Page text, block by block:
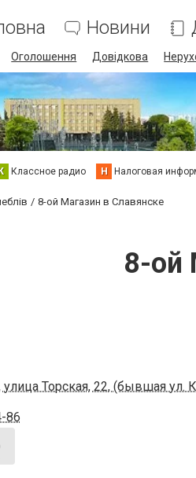
Новини
Оголошення Довідкова
Классное радио Н Налоговая
8-ой Магазин в Славянске
8-ой
улица Торская, 22, (бывшая ул.
86